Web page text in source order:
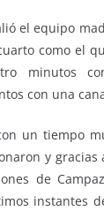
el equipo
como el
minutos
con una
un tiempo
y
de
instantes